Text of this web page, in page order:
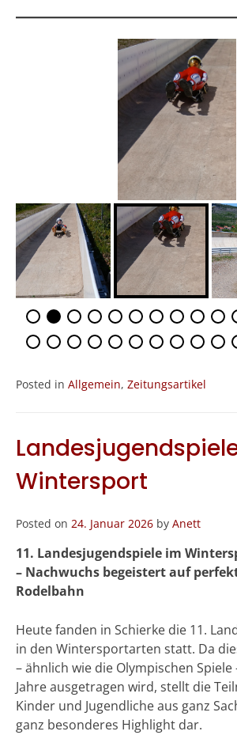
Posted in Allgemein, Zeitungsartikel
Wintersport
Posted on 24. Januar 2026 by Anett
11. Landesjugendspiele im
– Nachwuchs begeistert auf
Rodelbahn
Heute fanden in Schierke die 11.
in den Wintersportarten statt. Da
– ähnlich wie die Olympischen
Jahre ausgetragen wird, stellt die
Kinder und Jugendliche aus ganz
ganz besonderes Highlight dar.